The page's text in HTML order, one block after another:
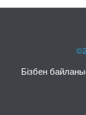
Бізбен